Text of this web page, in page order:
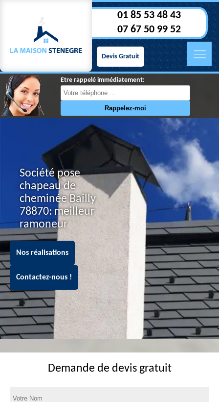
01 85 53 48 43
07 67 50 99 52
Devis Gratuit
Etre rappelé immédiatement:
Société pose
chapeau de
cheminée Bailly
78870: meilleur
ramoneur
Nos réalisations
Contactez-nous !
Demande de devis gratuit